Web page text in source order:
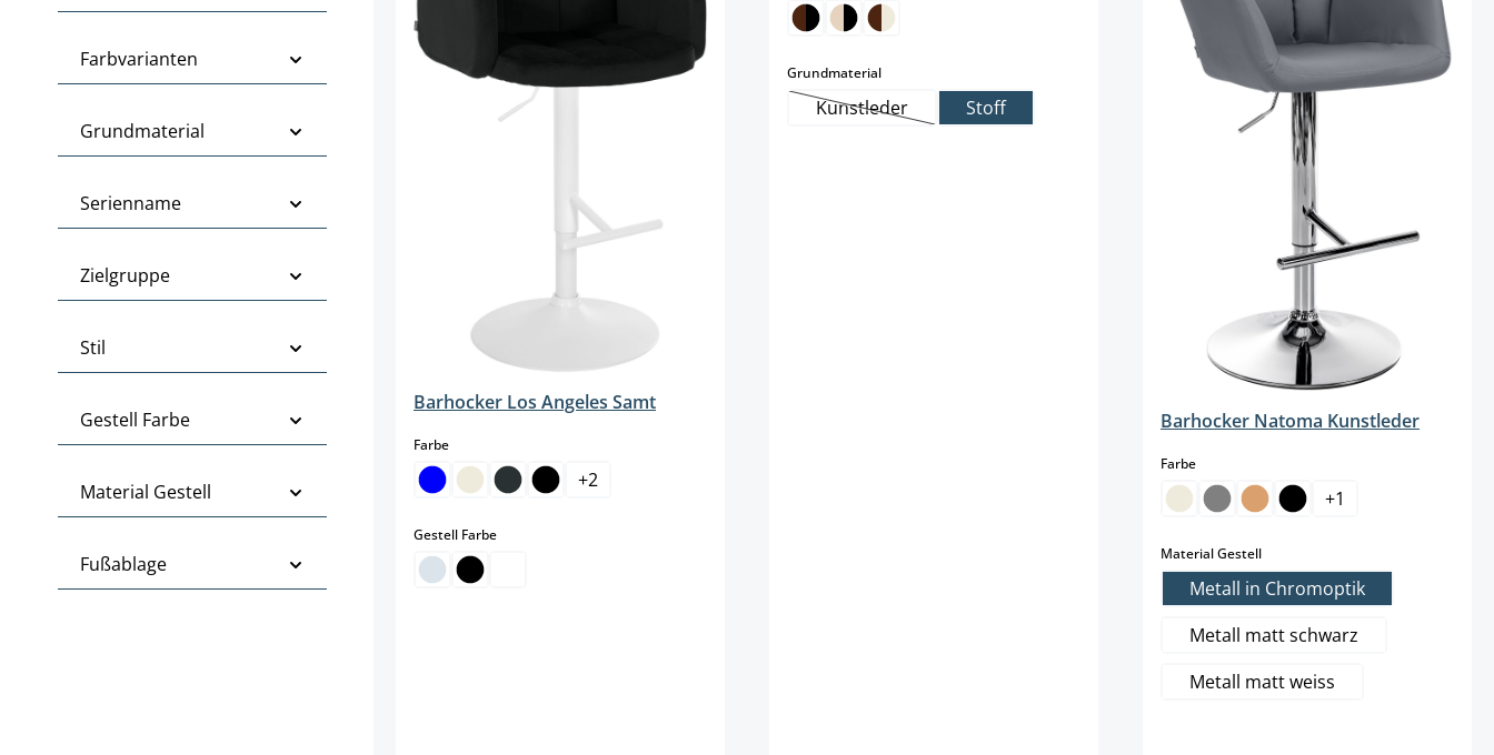
Farbvarianten
Grundmaterial
Serienname
Zielgruppe
Stil
Gestell Farbe
Material Gestell
Fußablage
Barhocker Los Angeles Samt
Farbeauswählen
+2
Gestell Farbeauswählen
Grundmaterialauswählen
Kunstleder(Diese Option ist zurzeit nicht verfügbar.)
Stoff
Barhocker Natoma Kunstleder
Farbeauswählen
+1
Material Gestellauswählen
Metall in Chromoptik
Metall matt schwarz
Metall matt weiss